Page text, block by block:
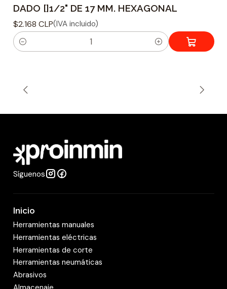
DADO []1/2" DE 17 MM. HEXAGONAL
$2.168 CLP(IVA incluido)
C
d
Síguenos
Inicio
Herramientas manuales
Herramientas eléctricas
Herramientas de corte
Herramientas neumáticas
Abrasivos